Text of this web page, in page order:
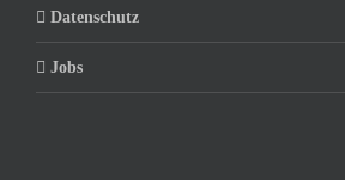
Datenschutz
Jobs